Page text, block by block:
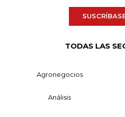
TODAS LAS
Agronegocios
Análisis